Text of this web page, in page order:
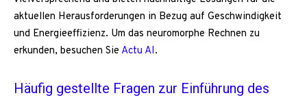
aktuellen Herausforderungen in Bezug auf Geschwindigkeit
und Energieeffizienz. Um das neuromorphe Rechnen zu
erkunden, besuchen Sie Actu AI.
Häufig gestellte Fragen zur Einführung des